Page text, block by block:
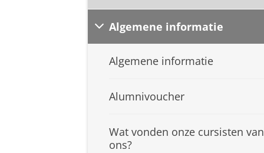
Algemene informatie
Algemene informatie
Alumnivoucher
Wat vonden onze cursisten van
ons?